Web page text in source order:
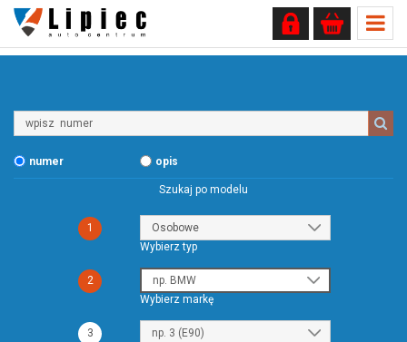
numer
opis
Szukaj po modelu
1
Wybierz typ
2
Wybierz markę
3